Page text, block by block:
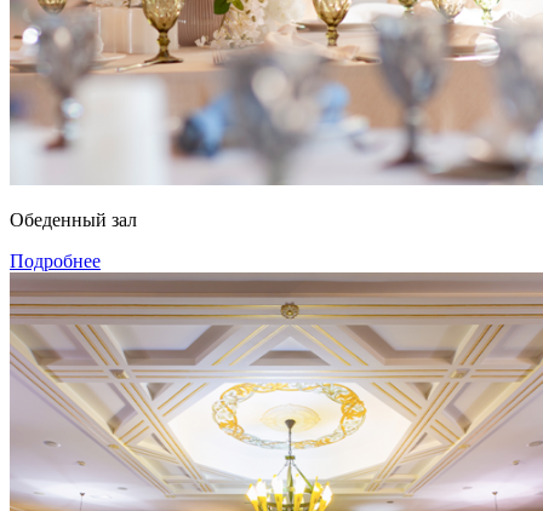
Обеденный зал
Подробнее